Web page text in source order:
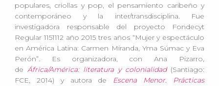
populares, criollas y pop, el pensamiento caribeño y
contemporáneo y la inter/transdisciplina. Fue
investigadora responsable del proyecto Fondecyt
Regular 1151112 año 2015 tres años “Mujer y espectáculo
en América Latina: Carmen Miranda, Yma Súmac y Eva
Perón”. Es organizadora, con Ana Pizarro,
de África/América: literatura y colonialidad(Santiago:
FCE, 2014) y autora de Escena Menor. Prácticas